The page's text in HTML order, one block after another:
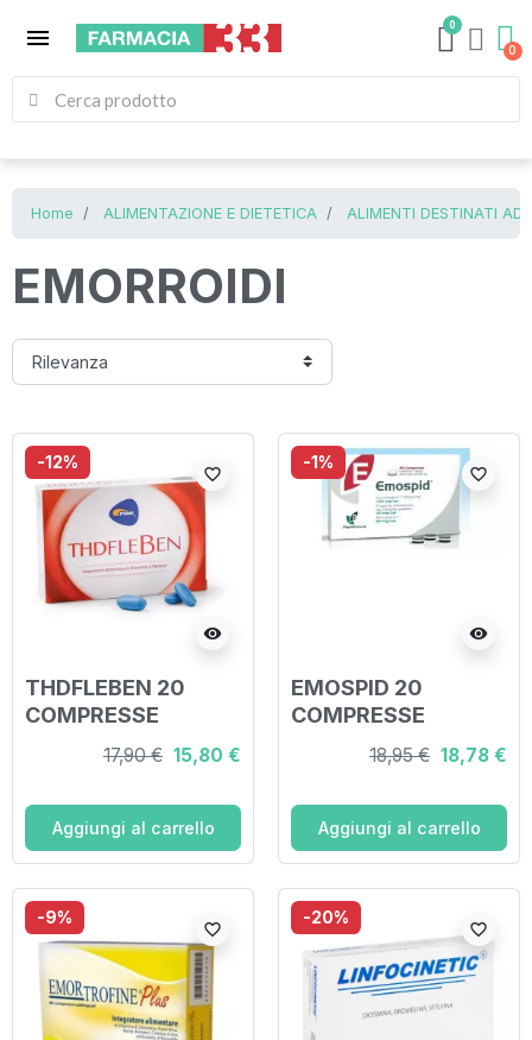
menu 0
Home ALIMENTAZIONE E DIETETICA ALIMENTI DESTINATI AD
EMORROIDI
-12%
visibility
favorite_border
THDFLEBEN 20
COMPRESSE
17,90 € 15,80 €
Aggiungi al carrello
-1%
visibility
favorite_border
EMOSPID 20
COMPRESSE
18,95 € 18,78 €
Aggiungi al carrello
-9%
favorite_border
-20%
favorite_border